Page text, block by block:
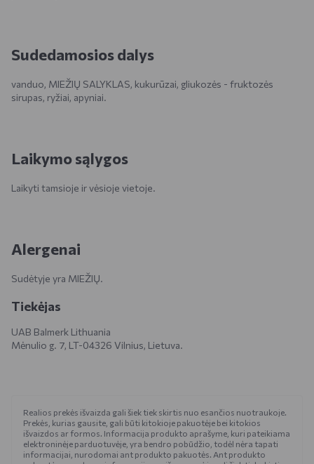
Sudedamosios dalys
vanduo, MIEŽIŲ SALYKLAS, kukurūzai, gliukozės - fruktozės
sirupas, ryžiai, apyniai.
Laikymo sąlygos
Laikyti tamsioje ir vėsioje vietoje.
Alergenai
Sudėtyje yra MIEŽIŲ.
Tiekėjas
UAB Balmerk Lithuania
Mėnulio g. 7, LT-04326 Vilnius, Lietuva.
Realios prekės išvaizda gali šiek tiek skirtis nuo esančios nuotraukoje.
Prekės, kurias gausite, gali būti kitokioje pakuotėje bei kitokios
išvaizdos ar formos. Informacija produkto aprašyme, kuri pateikiama
elektroninėje parduotuvėje, yra bendro pobūdžio, todėl nėra tapati
informacijai, nurodomai ant produkto pakuotės. Ant produkto